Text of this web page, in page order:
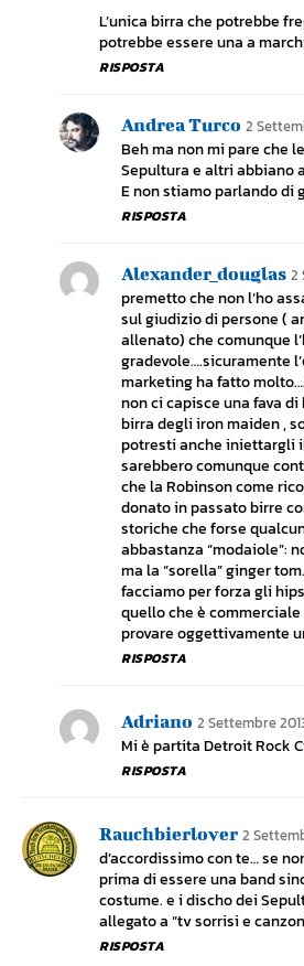
L’unica birra che potrebbe
potrebbe essere una a
RISPOSTA
Andrea Turco 2
Beh ma non mi pare che
Sepultura e altri abbiano
E non stiamo parlando
RISPOSTA
Alexander_douglas 2
premetto che non l’ho
sul giudizio di persone (
allenato) che comunque
gradevole….sicuramente
marketing ha fatto
non ci capisce una fava
birra degli iron maiden ,
potresti anche iniettargli
sarebbero comunque
che la Robinson come
donato in passato birre
storiche che forse
abbastanza “modaiole”:
ma la “sorella” ginger
facciamo per forza gli
quello che è
provare oggettivamente
RISPOSTA
Adriano 2 Settembre
Mi è partita Detroit Rock
RISPOSTA
Rauchbierlover 2
d’accordissimo con te… se
prima di essere una band
costume. e i discho dei
allegato a “tv sorrisi e
RISPOSTA